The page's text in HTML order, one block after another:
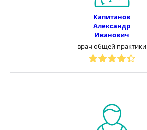
Капитанов
Александр
Иванович
врач общей практики